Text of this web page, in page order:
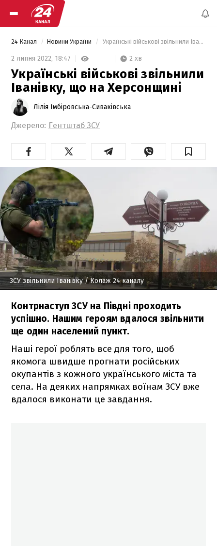
24 Канал Новини України Українські військові звільнили Іванівку, що на Херсонщині
2 липня 2022, 18:47 2 хв
Українські військові звільнили
Іванівку, що на Херсонщині
Лілія Імбіровська-Сиваківська
Джерело: Гентштаб ЗСУ
ЗСУ звільнили Іванівку/ Колаж 24 каналу
Контрнаступ ЗСУ на Півдні проходить
успішно. Нашим героям вдалося звільнити
ще один населений пункт.
Наші герої роблять все для того, щоб
якомога швидше прогнати російських
окупантів з кожного українського міста та
села. На деяких напрямках воїнам ЗСУ вже
вдалося виконати це завдання.